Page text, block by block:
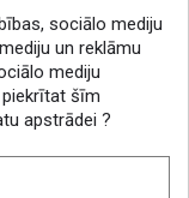
sociālo mediju
un reklāmu
mediju
šīm
apstrādei ?